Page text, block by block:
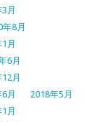
月
年8月
月
6月
月
月
2018年5月
月